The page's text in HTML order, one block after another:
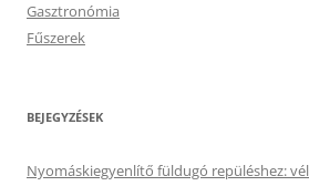
Gasztronómia
Fűszerek
BEJEGYZÉSEK
Nyomáskiegyenlítő füldugó repüléshez: